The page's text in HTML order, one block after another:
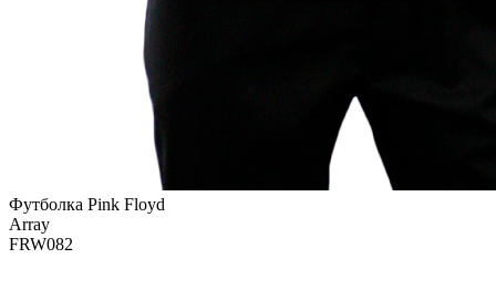
Футболка Pink Floyd
Array
FRW082